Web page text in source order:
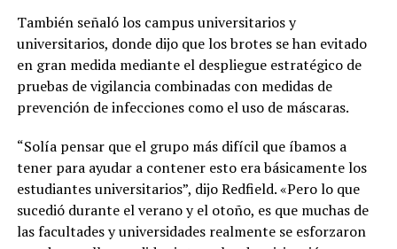
También señaló los campus universitarios y
universitarios, donde dijo que los brotes se han evitado
en gran medida mediante el despliegue estratégico de
pruebas de vigilancia combinadas con medidas de
prevención de infecciones como el uso de máscaras.
“Solía ​​pensar que el grupo más difícil que íbamos a
tener para ayudar a contener esto era básicamente los
estudiantes universitarios”, dijo Redfield. «Pero lo que
sucedió durante el verano y el otoño, es que muchas de
las facultades y universidades realmente se esforzaron